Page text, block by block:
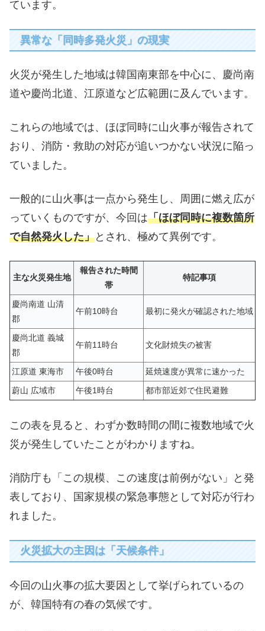
ています。
異常な「同時多発火災」の現実
火災が発生した地域は韓国南東部を中心に、慶尚南
道や慶尚北道、江原道など広範囲に及んでいます。
これらの地域では、ほぼ同時に山火事が報告されて
おり、消防・救助の対応が追いつかない状況に陥っ
ていました。
一般的に山火事は一点から発生し、周囲に燃え広が
っていくものですが、今回は「ほぼ同時に複数箇所
で自然発火した」とされ、極めて異例です。
主な火災発生地
報告された時間
帯
特記事項
慶尚南道 山清
郡
午前10時台 最初に発火が確認された地域
慶尚北道 義城
郡
午前11時台 文化財焼失の被害
江原道 東海市 午後0時台
延焼速度が異常に速かった
蔚山 広域市
午後1時台 都市部近郊で住民避難
この表を見ると、わずか数時間の間に複数地域で火
災が発生していたことがわかりますね。
消防庁も「この規模、この速度は前例がない」と発
表しており、国家規模の緊急事態として対応が行わ
れました。
火災拡大の主因は「天候条件」
今回の山火事の拡大要因として挙げられているの
が、韓国特有の春の気候です。